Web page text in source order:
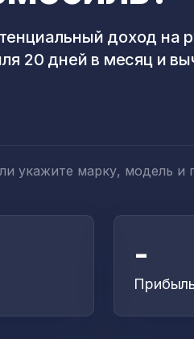
доход на
20 дней в месяц и
укажите марку, модель и
-